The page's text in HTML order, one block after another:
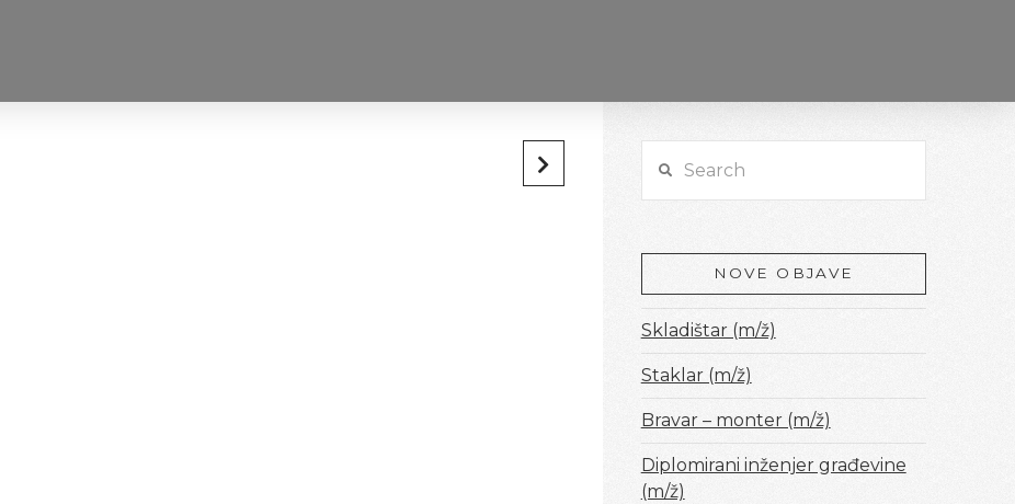
NOVE OBJAVE
Skladištar (m/ž)
Staklar (m/ž)
Bravar – monter (m/ž)
Diplomirani inženjer građevine
(m/ž)